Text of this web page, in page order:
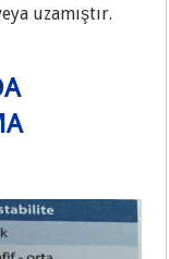
uzamıştır.